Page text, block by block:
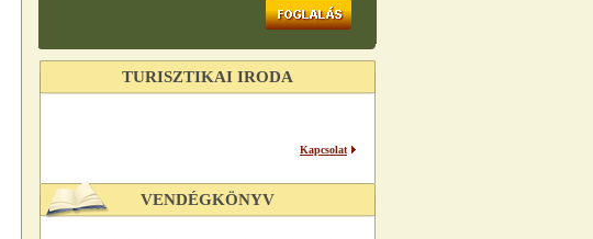
TURISZTIKAI IRODA
Kapcsolat
VENDÉGKÖNYV